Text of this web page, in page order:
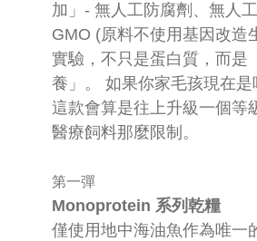
加」- 無人工防腐劑、無人
GMO (原料不使用基因改造
實驗，不只是蛋白質，而是
養」。 如果你家毛孩現在是
這款會算是往上升級一個等
醫療飼料那麼限制。
第一彈
Monoprotein 系列乾糧
僅使用地中海油魚作為唯一